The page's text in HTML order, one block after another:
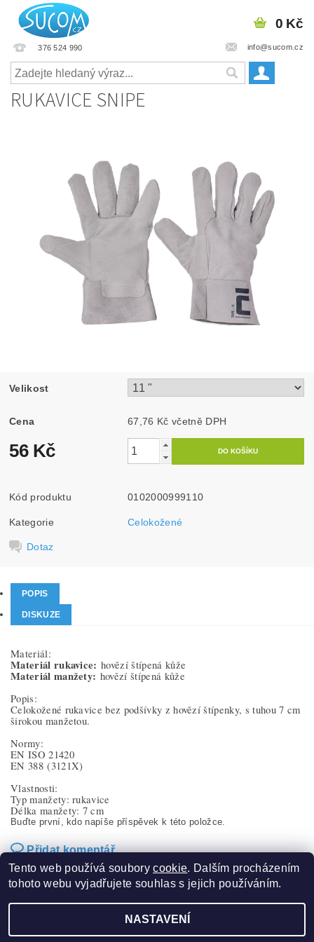
376 524 990 info@sucom.cz
0 Kč
RUKAVICE SNIPE
Velikost
Cena 67,76 Kč včetně DPH
56 Kč
Kód produktu 0102000999110
Kategorie Celokožené
Dotaz
POPIS
DISKUZE
Materiál:
Materiál rukavice: hovězí štípená kůže
Materiál manžety: hovězí štípená kůže
Popis:
Celokožené rukavice bez podšívky z hovězí štípenky, s tuhou 7 cm
širokou manžetou.
Normy:
EN ISO 21420
EN 388(3121X)
Vlastnosti:
Typ manžety: rukavice
Délka manžety: 7 cm
Buďte první, kdo napíše příspěvek k této položce.
Přidat komentář
2026 ©Sucom production s.r.o., všechna práva vyhrazena
Tento web používá souborycookie. Dalším procházením
tohoto webu vyjadřujete souhlas s jejich používáním.
NASTAVENÍ